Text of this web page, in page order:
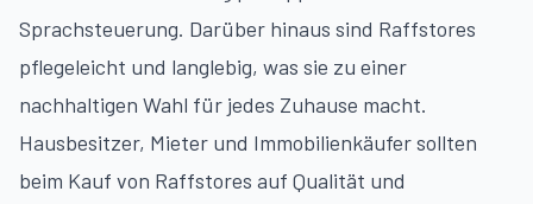
Sprachsteuerung. Darüber hinaus sind Raffstores
pflegeleicht und langlebig, was sie zu einer
nachhaltigen Wahl für jedes Zuhause macht.
Hausbesitzer, Mieter und Immobilienkäufer sollten
beim Kauf von Raffstores auf Qualität und